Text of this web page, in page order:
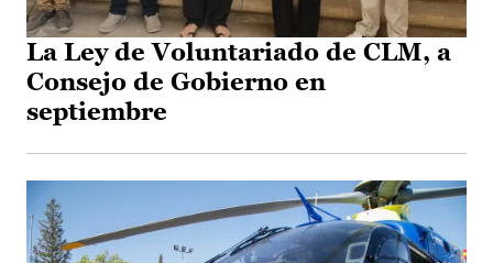
La Ley de Voluntariado de CLM, a
Consejo de Gobierno en
septiembre